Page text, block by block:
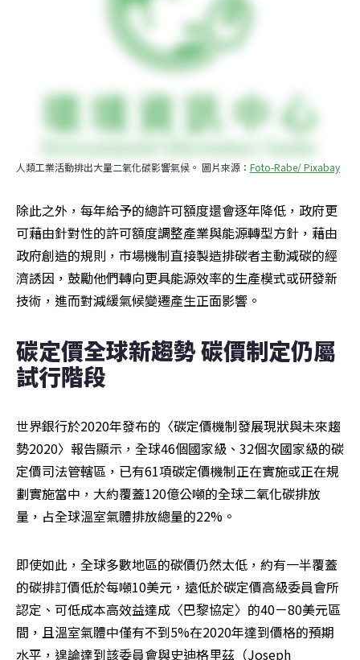
人類工業活動排出大量二氧化碳影響氣候。 圖片來源： Foto-Rabe/ Pixabay
除此之外，每年給予的總許可額度還會逐年降低，政府更
可藉由針對性的許可額度調整產業與能源轉型方針，藉由
政府創造的規則，市場機制直接製造排碳者主動減碳的經
濟誘因，鼓勵他們轉向更具能源效率的生產模式或研發新
技術，進而對減緩氣候變遷產生正面影響。
碳定價全球新趨勢 碳價制定仍屬
試行階段
世界銀行於2020年發布的〈碳定價機制發展現狀與未來趨
勢2020〉報告顯示，全球46個國家級、32個次國家級的碳
定價司法管轄區，已有61項碳定價機制正在實施或正在規
劃實施當中，大約覆蓋120億公噸的全球二氧化碳排放
量，占全球溫室氣體排放總量的22%。
即使如此，全球多數地區的碳價仍然太低，約有一半覆蓋
的碳排訂價低於每噸10美元，遠低於碳定價高級委員會所
認定、可低成本高效益達成〈巴黎協定〉的40－80美元區
間，且溫室氣體中僅有不到5%在2020年達到價格的預期
水平，遑論達到該委員會與史迪格里茲（Joseph